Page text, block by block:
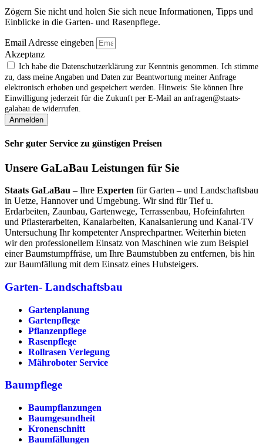
Zögern Sie nicht und holen Sie sich neue Informationen, Tipps und
Einblicke in die Garten- und Rasenpflege.
Email Adresse eingeben
Akzeptanz
Ich habe die Datenschutzerklärung zur Kenntnis genommen. Ich stimme
zu, dass meine Angaben und Daten zur Beantwortung meiner Anfrage
elektronisch erhoben und gespeichert werden. Hinweis: Sie können Ihre
Einwilligung jederzeit für die Zukunft per E‑Mail an anfragen@staats-
galabau.de widerrufen.
Anmelden
Sehr guter Service zu günstigen Preisen
Unsere GaLaBau Leistungen für Sie
Staats GaLaBau – Ihre Experten für Garten – und Landschaftsbau
in Uetze, Hannover und Umgebung. Wir sind für Tief u.
Erdarbeiten, Zaunbau, Gartenwege, Terrassenbau, Hofeinfahrten
und Pflasterarbeiten, Kanalarbeiten, Kanalsanierung und Kanal-TV
Untersuchung Ihr kompetenter Ansprechpartner. Weiterhin bieten
wir den professionellem Einsatz von Maschinen wie zum Beispiel
einer Baumstumpffräse, um Ihre Baumstubben zu entfernen, bis hin
zur Baumfällung mit dem Einsatz eines Hubsteigers.
Garten- Landschaftsbau
Gartenplanung
Gartenpflege
Pflanzenpflege
Rasenpflege
Rollrasen Verlegung
Mähroboter Service
Baumpflege
Baumpflanzungen
Baumgesundheit
Kronenschnitt
Baumfällungen